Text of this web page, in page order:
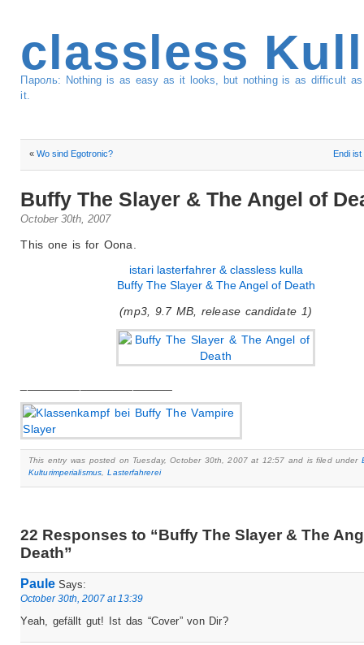
classless
Пароль: Nothing is as easy as it looks, but nothing is as difficult
it.
«Wo sind Egotronic? Endi ist
Buffy The Slayer & The Angel of
October 30th, 2007
This one is for Oona.
istari lasterfahrer & classless kulla
Buffy The Slayer & The Angel of Death
(mp3, 9.7 MB, release candidate 1)
This entry was posted on Tuesday, October 30th, 2007 at 12:57 and is filed under
Kulturimperialismus,Lasterfahrerei
22 Responses to “Buffy The Slayer & The
Death”
Paule Says:
October 30th, 2007 at 13:39
Yeah, gefällt gut! Ist das “Cover” von Dir?